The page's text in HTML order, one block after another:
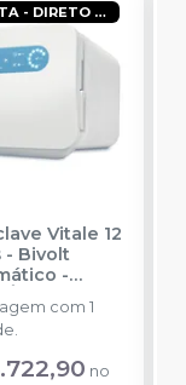
OFERTA - DIRETO COM ESPECIALISTA
Vitale 12
- Bivolt
-
com 1
no